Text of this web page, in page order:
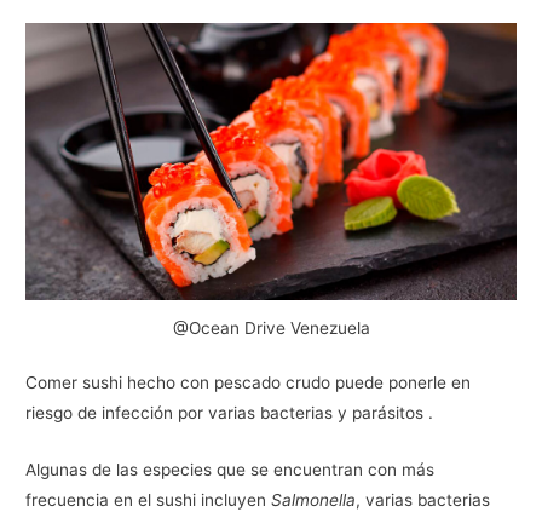
@Ocean Drive Venezuela
Comer sushi hecho con pescado crudo puede ponerle en
riesgo de infección por varias bacterias y parásitos .
Algunas de las especies que se encuentran con más
frecuencia en el sushi incluyenSalmonella, varias bacterias